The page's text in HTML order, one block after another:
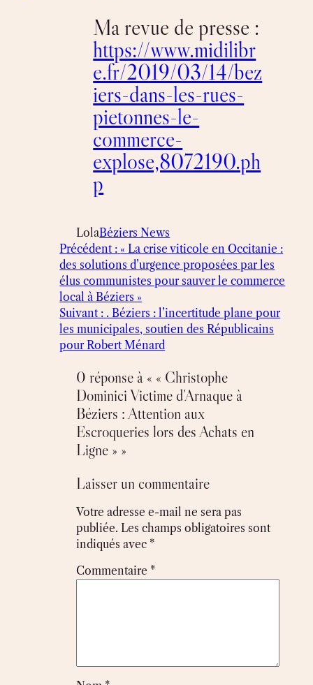
Ma revue de presse :
https://www.midilibr
e.fr/2019/03/14/bez
iers-dans-les-rues-
pietonnes-le-
commerce-
explose,8072190.ph
p
LolaBéziers News
Précédent : « La crise viticole en Occitanie :
des solutions d’urgence proposées par les
élus communistes pour sauver le commerce
local à Béziers »
Suivant : . Béziers : l’incertitude plane pour
les municipales, soutien des Républicains
pour Robert Ménard
0 réponse à « « Christophe
Dominici Victime d’Arnaque à
Béziers : Attention aux
Escroqueries lors des Achats en
Ligne » »
Laisser un commentaire
Votre adresse e-mail ne sera pas
publiée. Les champs obligatoires sont
indiqués avec *
Commentaire *